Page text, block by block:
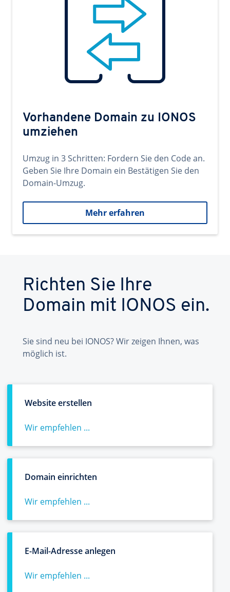
Vorhandene Domain zu IONOS
umziehen
Umzug in 3 Schritten: Fordern Sie den Code an.
Geben Sie Ihre Domain ein Bestätigen Sie den
Domain-Umzug.
Mehr erfahren
Richten Sie Ihre
Domain mit IONOS ein.
Sie sind neu bei IONOS? Wir zeigen Ihnen, was
möglich ist.
Website erstellen
Wir empfehlen ...
Domain einrichten
Wir empfehlen ...
E-Mail-Adresse anlegen
Wir empfehlen ...